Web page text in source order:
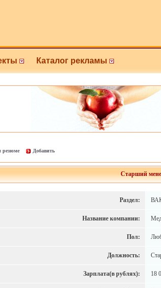
Каталог рекламы
резюме Добавить
Старший
Раздел:
Название компании:
Пол:
Должность:
Зарплата(в рублях): 18